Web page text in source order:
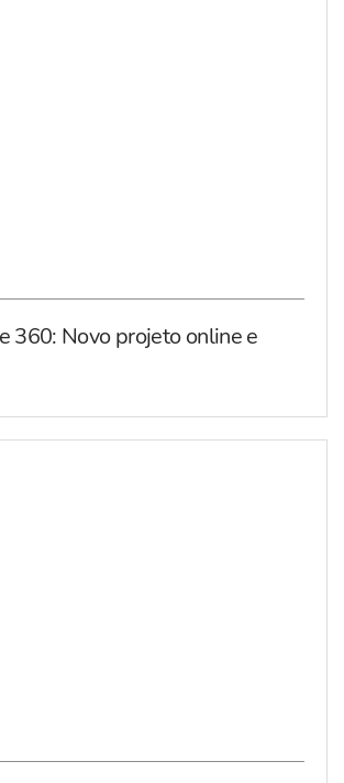
360: Novo projeto online e